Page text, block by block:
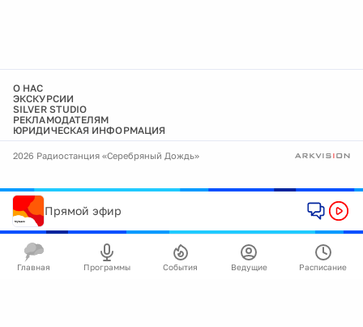
О НАС
ЭКСКУРСИИ
SILVER STUDIO
РЕКЛАМОДАТЕЛЯМ
ЮРИДИЧЕСКАЯ ИНФОРМАЦИЯ
2026 Радиостанция «Серебряный Дождь»
Прямой эфир
Главная Программы События Ведущие Расписание